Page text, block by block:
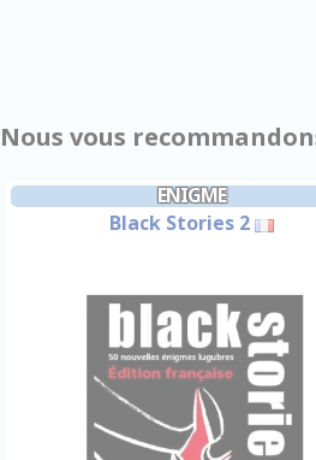
Nous vous
ENIGME
Black Stories 2